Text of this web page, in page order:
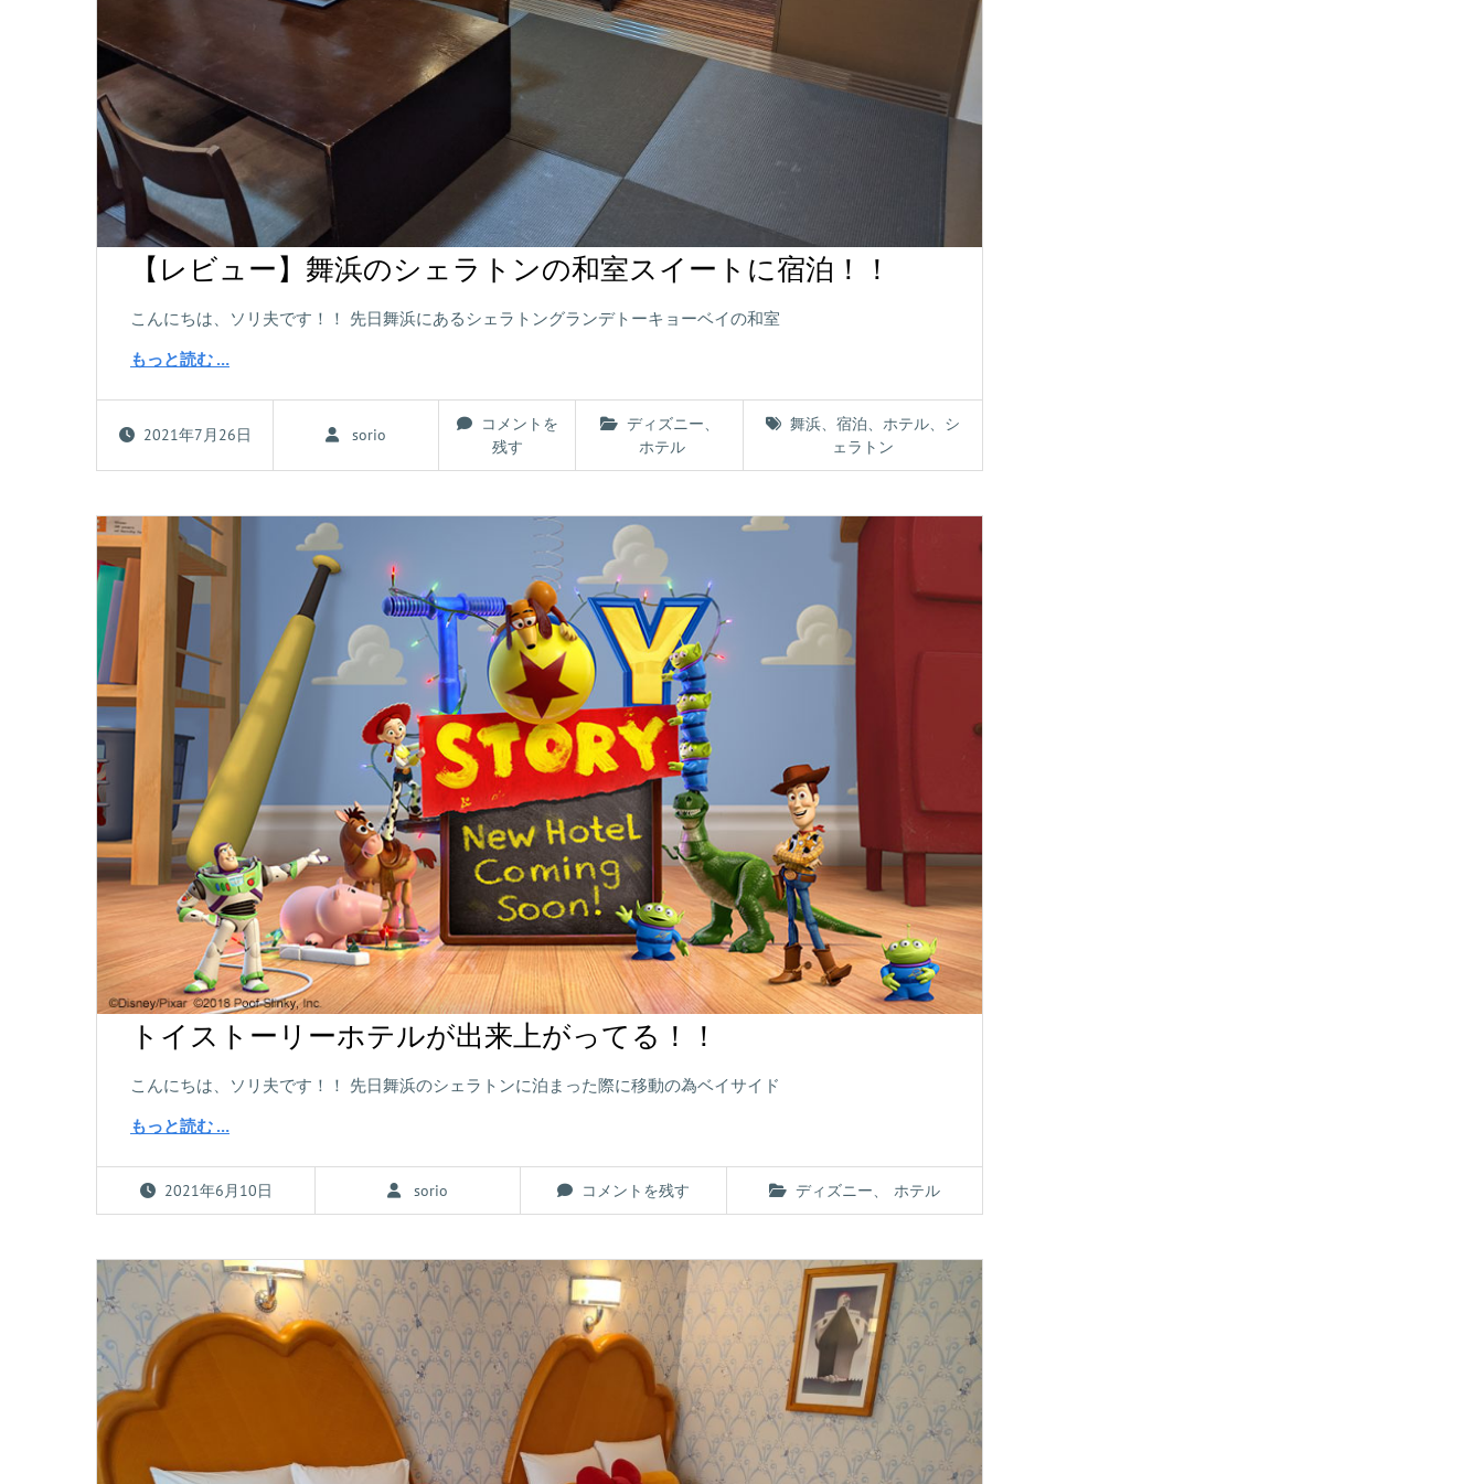
【レビュー】舞浜のシェラトンの和室スイートに宿泊！！
こんにちは、ソリ夫です！！ 先日舞浜にあるシェラトングランデトーキョーベイの和室
もっと読む …
2021年7月26日 sorio
コメントを
残す
ディズニー、
ホテル
舞浜、 宿泊、 ホテル、 シ
ェラトン
トイストーリーホテルが出来上がってる！！
こんにちは、ソリ夫です！！ 先日舞浜のシェラトンに泊まった際に移動の為ベイサイド
もっと読む …
2021年6月10日 sorio コメントを残す ディズニー、 ホテル